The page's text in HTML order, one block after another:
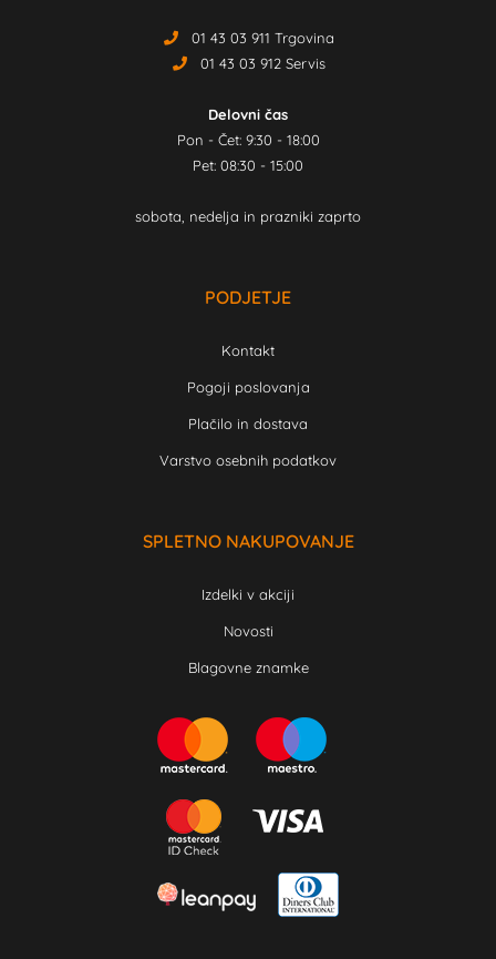
01 43 03 911 Trgovina
01 43 03 912 Servis
Delovni čas
Pon - Čet: 9:30 - 18:00
Pet: 08:30 - 15:00
sobota, nedelja in prazniki zaprto
PODJETJE
Kontakt
Pogoji poslovanja
Plačilo in dostava
Varstvo osebnih podatkov
SPLETNO NAKUPOVANJE
Izdelki v akciji
Novosti
Blagovne znamke